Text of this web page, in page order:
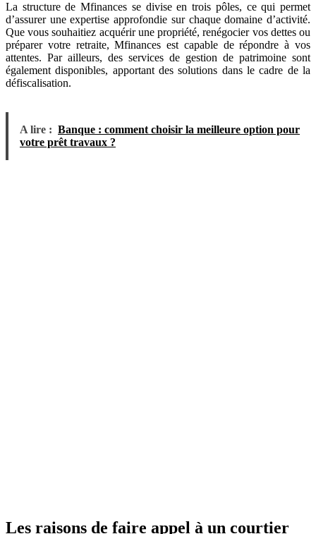
La structure de Mfinances se divise en trois pôles, ce qui permet
d’assurer une expertise approfondie sur chaque domaine d’activité.
Que vous souhaitiez acquérir une propriété, renégocier vos dettes ou
préparer votre retraite, Mfinances est capable de répondre à vos
attentes. Par ailleurs, des services de gestion de patrimoine sont
également disponibles, apportant des solutions dans le cadre de la
défiscalisation.
A lire : Banque : comment choisir la meilleure option pour
votre prêt travaux ?
Les raisons de faire appel à un courtier